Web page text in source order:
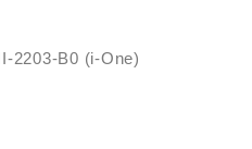
2203-B0 (i-One)